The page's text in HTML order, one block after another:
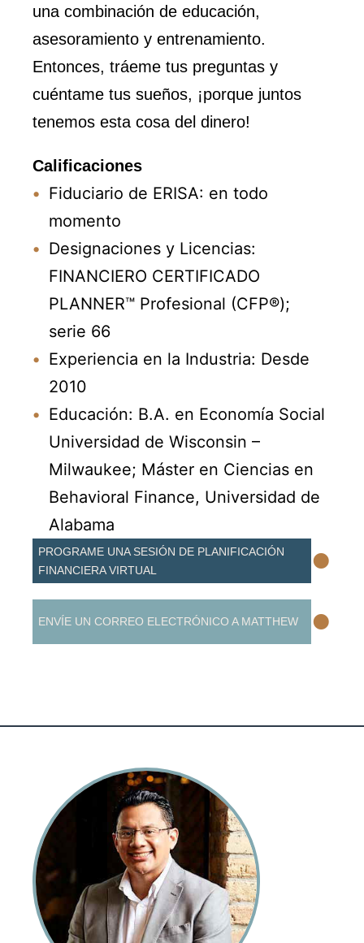
una combinación de educación,
asesoramiento y entrenamiento.
Entonces, tráeme tus preguntas y
cuéntame tus sueños, ¡porque juntos
tenemos esta cosa del dinero!
Calificaciones
Fiduciario de ERISA: en todo
momento
Designaciones y Licencias:
FINANCIERO CERTIFICADO
PLANNER™ Profesional (CFP®);
serie 66
Experiencia en la Industria: Desde
2010
Educación: B.A. en Economía Social
Universidad de Wisconsin –
Milwaukee; Máster en Ciencias en
Behavioral Finance, Universidad de
Alabama
PROGRAME UNA SESIÓN DE PLANIFICACIÓN
FINANCIERA VIRTUAL
•
ENVÍE UN CORREO ELECTRÓNICO A MATTHEW •